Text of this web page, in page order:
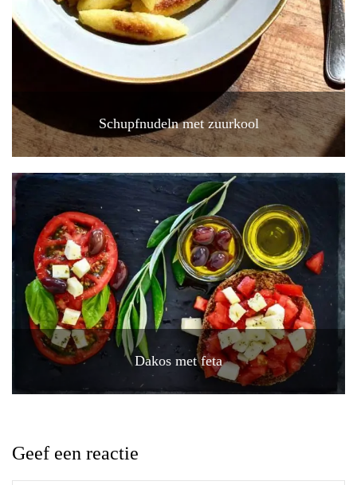
Schupfnudeln met zuurkool
Dakos met feta
Geef een reactie